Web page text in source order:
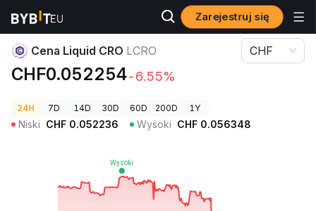
Zarejestruj się
Ceny kryptowalut Cena Liquid CRO LCRO
Cena Liquid CRO LCRO
CHF0.052254-6.55%
CHF
24H 7D 14D 30D 60D 200D 1Y
Niski CHF 0.052236 Wysoki CHF 0.056348